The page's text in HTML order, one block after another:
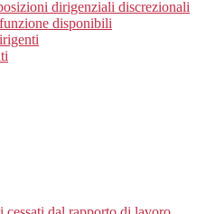
dirigenziali discrezionali
disponibili